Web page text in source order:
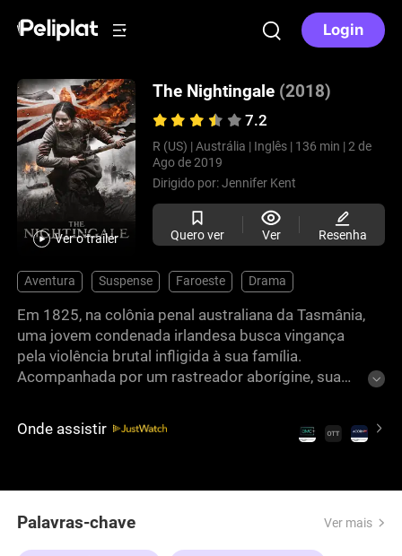
Login
Ver o trailer
The Nightingale (2018)
7.2
R (US) | Austrália | Inglês | 136 min | 2 de
Ago de 2019
Dirigido por:Jennifer Kent
Quero ver Ver Resenha
Aventura Suspense Faroeste Drama
Em 1825, na colônia penal australiana da Tasmânia,
uma jovem condenada irlandesa busca vingança
pela violência brutal infligida à sua família.
Acompanhada por um rastreador aborígine, sua
enfrentando desafios físicos e morais. Essa
jornada angustiante é uma exploração rigorosa do
Onde assistir
Palavras-chave Ver mais